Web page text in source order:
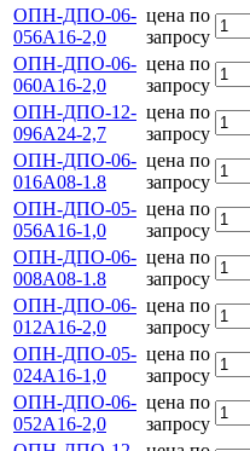
ОПН-ДПО-06-
056А16-2,0
цена по
запросу
ОПН-ДПО-06-
060А16-2,0
цена по
запросу
ОПН-ДПО-12-
096А24-2,7
цена по
запросу
ОПН-ДПО-06-
016А08-1.8
цена по
запросу
ОПН-ДПО-05-
056А16-1,0
цена по
запросу
ОПН-ДПО-06-
008А08-1.8
цена по
запросу
ОПН-ДПО-06-
012А16-2,0
цена по
запросу
ОПН-ДПО-05-
024А16-1,0
цена по
запросу
ОПН-ДПО-06-
052А16-2,0
цена по
запросу